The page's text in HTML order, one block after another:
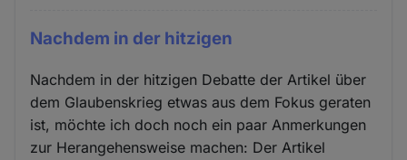
Nachdem in der hitzigen
Nachdem in der hitzigen Debatte der Artikel über
dem Glaubenskrieg etwas aus dem Fokus geraten
ist, möchte ich doch noch ein paar Anmerkungen
zur Herangehensweise machen: Der Artikel